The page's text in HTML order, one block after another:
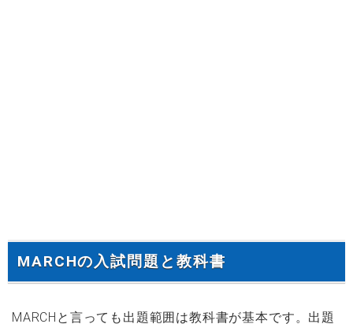
MARCHの入試問題と教科書
MARCHと言っても出題範囲は教科書が基本です。出題